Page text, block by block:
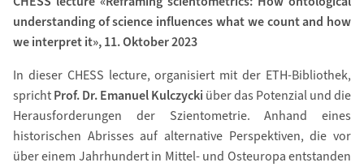
understanding of science influences what we count and how
we interpret it», 11. Oktober 2023
In dieser CHESS lecture, organisiert mit der ETH-Bibliothek,
sprichtProf. Dr. Emanuel Kulczycki über das Potenzial und die
Herausforderungen der Szientometrie. Anhand eines
historischen Abrisses auf alternative Perspektiven, die vor
über einem Jahrhundert in Mittel- und Osteuropa entstanden